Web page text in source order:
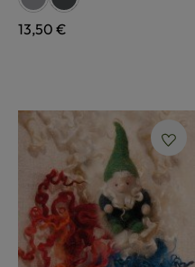
Regulärer Preis:
13,50 €